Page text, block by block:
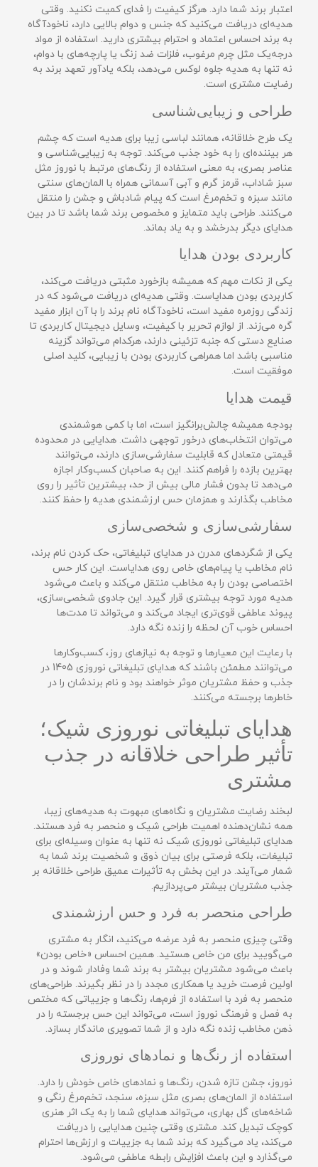
اعتبار برند شما دارد. هرگز کیفیت را فدای کمیت نکنید. وقتی
هدیه‌ای دریافت می‌کنید که جنس و دوام بالایی دارد، ناخودآگاه
به برند احساس اعتماد و احترام بیشتری دارید. استفاده از مواد
درجه‌یک مثل چرم مرغوب، فلزات ضد زنگ یا پارچه‌های با دوام،
نه تنها به هدیه جلوه لوکس می‌دهد، بلکه یادآور تعهد برند به
رضایت مشتری است.
طراحی و زیبایی‌شناسی
یک طرح خلاقانه، همانند لباسی زیبا برای هدیه است که چشم
هر بیننده‌ای را به خود جذب می‌کند. توجه به زیبایی‌شناسی و
عناصر بصری، به معنی استفاده از رنگ‌های مرتبط با نوروز مثل
سبز شاداب، قرمز گرم و آبی آسمانی همراه با المان‌های سنتی
مانند سبزه و تخم‌مرغ است که پیام شادباش و جشن را منتقل
می‌کنند. طراحی باید متمایز و مخصوص برند شما باشد تا در بین
هدایای دیگر بدرخشد و به یاد بماند.
کاربردی بودن هدایا
یکی از نکات مهم که همیشه بازخورد مثبتی دریافت می‌کند،
کاربردی بودن هدایاست. وقتی هدیه‌ای دریافت می‌شود که در
زندگی روزمره مفید است، ناخودآگاه نام برند را با آن ابزار مفید
گره می‌زند. از لوازم تحریر با کیفیت، وسایل دیجیتال کاربردی تا
صنایع دستی که جنبه تزئینی دارند، هرکدام می‌تواند گزینه
مناسبی باشد اما همراهی کاربردی بودن با زیبایی، کلید اصلی
موفقیت است.
قیمت هدایا
بودجه همیشه چالش‌برانگیز است، اما با کمی هوشمندی
می‌توان انتخاب‌های درخور توجهی داشت. هدایایی در محدوده
قیمتی متعادل که قابلیت سفارشی‌سازی دارند، می‌توانند
بهترین بازده را فراهم کنند. این به صاحبان کسب‌وکار اجازه
می‌دهد تا بدون فشار مالی بیش از حد، بیشترین تأثیر را روی
مخاطب بگذارند و همزمان حس ارزشمندی هدیه را حفظ کنند.
سفارشی‌سازی و شخصی‌سازی
یکی از شگردهای مدرن در هدایای تبلیغاتی، حک کردن نام برند،
نام مخاطب یا پیام‌های خاص روی هدایاست. این کار حس
اختصاصی بودن را به مخاطب منتقل می‌کند و باعث می‌شود
هدیه مورد توجه بیشتری قرار گیرد. این جادوی شخصی‌سازی،
پیوند عاطفی قوی‌تری ایجاد می‌کند و می‌تواند تا مدت‌ها
احساس خوب آن لحظه را زنده نگه دارد.
با رعایت این معیارها و توجه به نیازهای روز، کسب‌وکارها
می‌توانند مطمئن باشند که هدایای تبلیغاتی نوروزی‌ 1405 در
جذب و حفظ مشتریان موثر خواهند بود و نام برندشان را در
خاطرها برجسته می‌کنند.
هدایای تبلیغاتی نوروزی شیک؛
تأثیر طراحی خلاقانه در جذب
مشتری
لبخند رضایت مشتریان و نگاه‌های مبهوت به هدیه‌های زیبا،
همه نشان‌دهنده اهمیت طراحی شیک و منحصر به فرد هستند.
هدایای تبلیغاتی نوروزی شیک نه تنها به عنوان وسیله‌ای برای
تبلیغات، بلکه فرصتی برای بیان ذوق و شخصیت برند شما به
شمار می‌آیند. در این بخش به تأثیرات عمیق طراحی خلاقانه بر
جذب مشتریان بیشتر می‌پردازیم.
طراحی منحصر به فرد و حس ارزشمندی
وقتی چیزی منحصر به فرد عرضه می‌کنید، انگار به مشتری
می‌گویید برای من خاص هستید. همین احساس «خاص بودن»
باعث می‌شود مشتریان بیشتر به برند شما وفادار شوند و در
اولین فرصت خرید یا همکاری مجدد را در نظر بگیرند. طراحی‌های
منحصر به فرد با استفاده از فرم‌ها، رنگ‌ها و جزییاتی که مختص
به فصل و فرهنگ نوروز است، می‌تواند این حس برجسته را در
ذهن مخاطب زنده نگه دارد و از شما تصویری ماندگار بسازد.
استفاده از رنگ‌ها و نمادهای نوروزی
نوروز، جشن تازه شدن، رنگ‌ها و نمادهای خاص خودش را دارد.
استفاده از المان‌های بصری مثل سبزه، سنجد، تخم‌مرغ رنگی و
شاخه‌های گل بهاری، می‌تواند هدایای شما را به یک اثر هنری
کوچک تبدیل کند. مشتری وقتی چنین هدایایی را دریافت
می‌کند، یاد می‌گیرد که برند شما به جزییات و ارزش‌ها احترام
می‌گذارد و این باعث افزایش رابطه عاطفی می‌شود.